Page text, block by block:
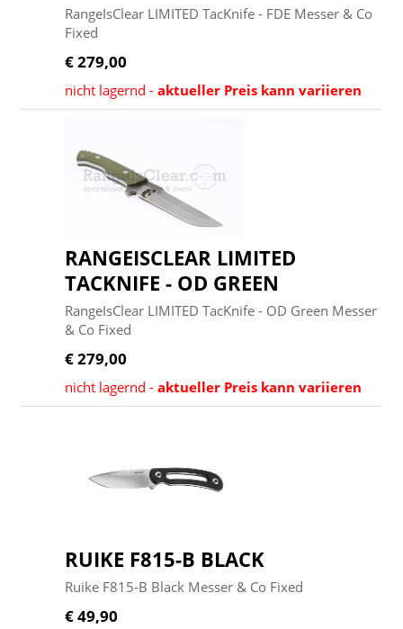
RangeIsClear LIMITED TacKnife - FDE Messer & Co
Fixed
€ 279,00
nicht lagernd -aktueller Preis kann variieren
RANGEISCLEAR LIMITED
TACKNIFE - OD GREEN
RangeIsClear LIMITED TacKnife - OD Green Messer
& Co Fixed
€ 279,00
nicht lagernd -aktueller Preis kann variieren
RUIKE F815-B BLACK
Ruike F815-B Black Messer & Co Fixed
€ 49,90